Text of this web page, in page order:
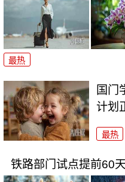
最热
国门
计划
最热
铁路部门试点提前60